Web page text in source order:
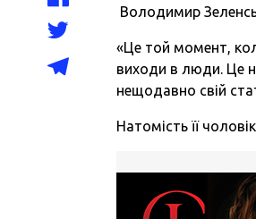
Володимир
«Це той момент,
виходи в люди. Це
нещодавно свій
Натомість її